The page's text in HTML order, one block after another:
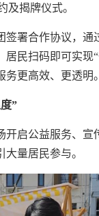
及揭牌仪式。
签署合作协议，通
居民扫码即可实现
更高效、更透明。
”
开启公益服务、宣
量居民参与。